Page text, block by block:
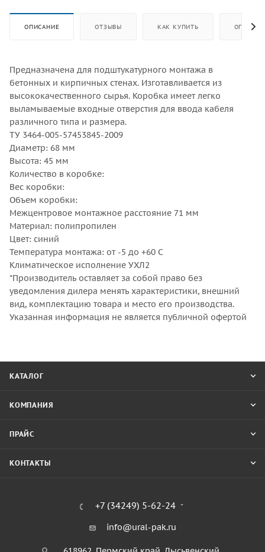
ОПИСАНИЕ ОТЗЫВЫ КАК КУПИТЬ ОПЛАТА
Предназначена для подштукатурного монтажа в
бетонных и кирпичных стенах. Изготавливается из
высококачественного сырья. Коробка имеет легко
выламываемые входные отверстия для ввода кабеля
различного типа и размера.
ТУ 3464-005-57453845-2009
Диаметр: 68 мм
Высота: 45 мм
Количество в коробке:
Вес коробки:
Объем коробки:
Межцентровое монтажное расстояние 71 мм
Материал: полипропилен
Цвет: синий
Температура монтажа: от -5 до +60 С
Климатическое исполнение УХЛ2
*Производитель оставляет за собой право без
уведомления дилера менять характеристики, внешний
вид, комплектацию товара и место его производства.
Указанная информация не является публичной офертой
КАТАЛОГ
КОМПАНИЯ
ПРАЙС
КОНТАКТЫ
+7 (34249) 5-62-24
info@ural-pak.ru